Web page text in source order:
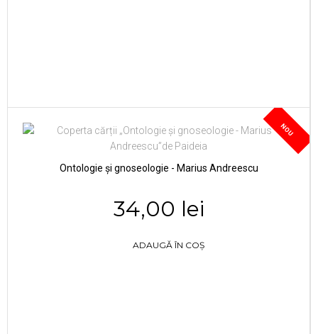
NOU
Ontologie și gnoseologie - Marius Andreescu
34,00 lei
ADAUGĂ ÎN COȘ